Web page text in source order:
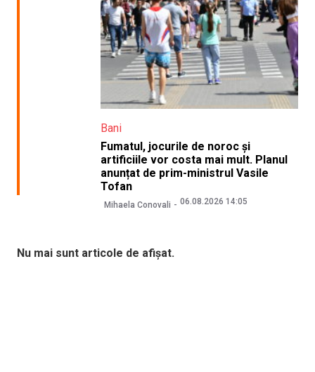
Bani
Fumatul, jocurile de noroc și
artificiile vor costa mai mult. Planul
anunțat de prim-ministrul Vasile
Tofan
Mihaela Conovali 06.08.2026 14:05
Nu mai sunt articole de afișat.